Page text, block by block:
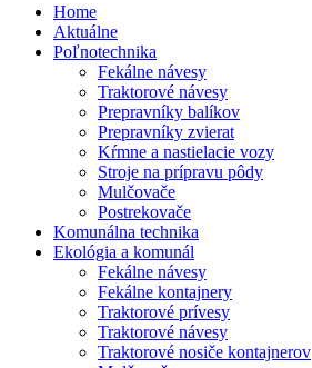
Home
Aktuálne
Poľnotechnika
Fekálne návesy
Traktorové návesy
Prepravníky balíkov
Prepravníky zvierat
Kŕmne a nastielacie vozy
Stroje na prípravu pôdy
Mulčovače
Postrekovače
Komunálna technika
Ekológia a komunál
Fekálne návesy
Fekálne kontajnery
Traktorové prívesy
Traktorové návesy
Traktorové nosiče kontajnerov